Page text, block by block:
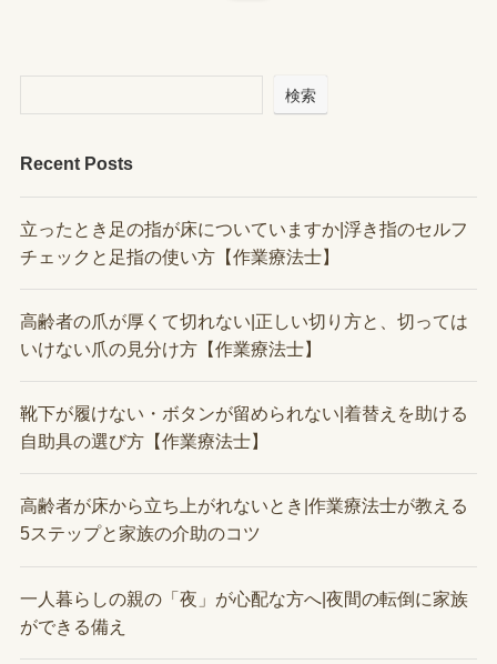
検索
Recent Posts
立ったとき足の指が床についていますか|浮き指のセルフ
チェックと足指の使い方【作業療法士】
高齢者の爪が厚くて切れない|正しい切り方と、切っては
いけない爪の見分け方【作業療法士】
靴下が履けない・ボタンが留められない|着替えを助ける
自助具の選び方【作業療法士】
高齢者が床から立ち上がれないとき|作業療法士が教える
5ステップと家族の介助のコツ
一人暮らしの親の「夜」が心配な方へ|夜間の転倒に家族
ができる備え